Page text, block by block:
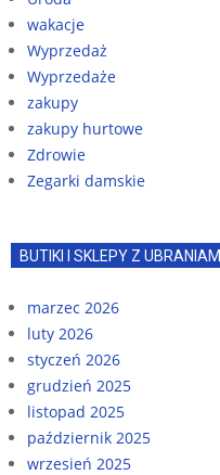
wakacje
Wyprzedaż
Wyprzedaże
zakupy
zakupy hurtowe
Zdrowie
Zegarki damskie
BUTIKI I SKLEPY Z UBRANIAMI
marzec 2026
luty 2026
styczeń 2026
grudzień 2025
listopad 2025
październik 2025
wrzesień 2025